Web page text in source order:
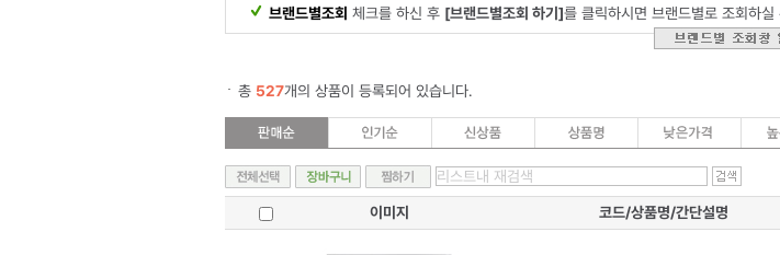
브랜드별조회 체크를 하신 후 [브랜드별조회 하기]를 클릭하시면 브랜드별로 조회하실
총 527개의 상품이 등록되어 있습니다.
이미지
코드/상품명/간단설명